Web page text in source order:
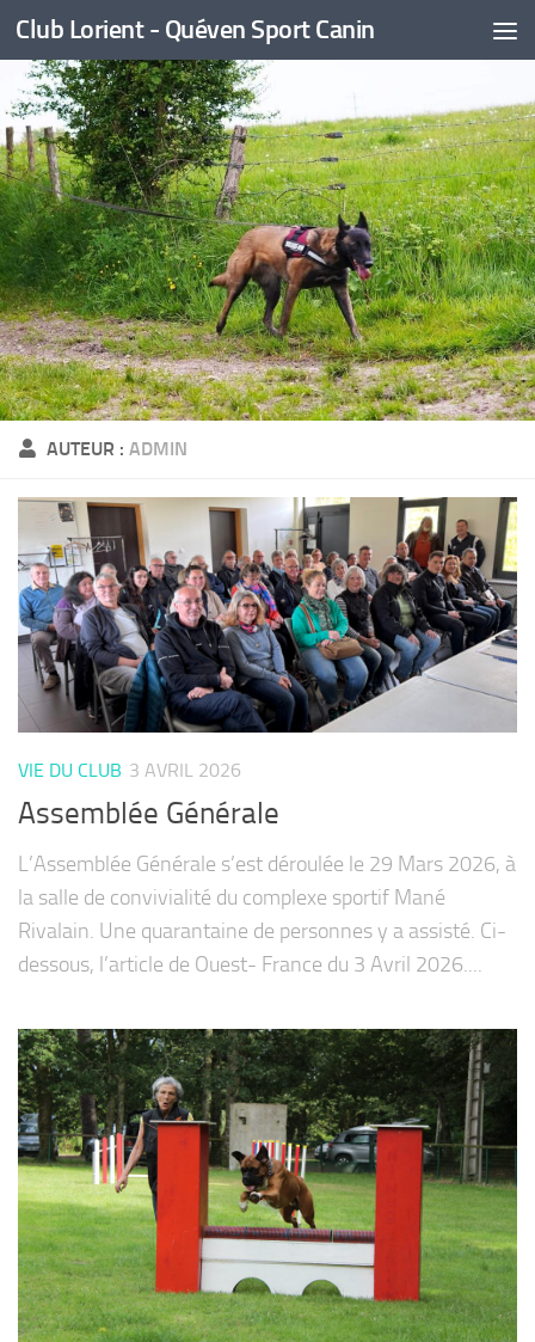
Skip to content
Club Lorient - Quéven Sport Canin
AUTEUR : ADMIN
VIE DU CLUB 3 AVRIL 2026
Assemblée Générale
L’Assemblée Générale s’est déroulée le 29 Mars 2026, à
la salle de convivialité du complexe sportif Mané
Rivalain. Une quarantaine de personnes y a assisté. Ci-
dessous, l’article de Ouest- France du 3 Avril 2026....